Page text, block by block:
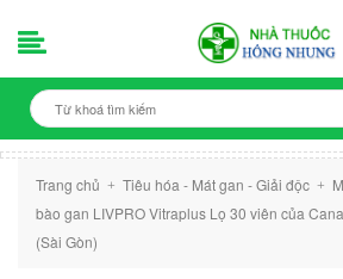
Trang chủ + Tiêu hóa - Mát gan - Giải độc +
bào gan LIVPRO Vitraplus Lọ 30 viên của
(Sài Gòn)